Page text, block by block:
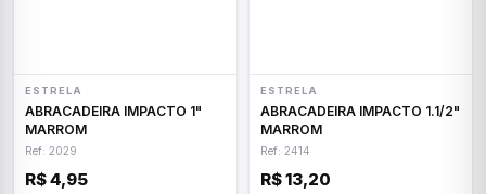
ESTRELA
ABRACADEIRA IMPACTO 1"
MARROM
Ref: 2029
R$ 4,95
ESTRELA
ABRACADEIRA IMPACTO 1.1/2"
MARROM
Ref: 2414
R$ 13,20